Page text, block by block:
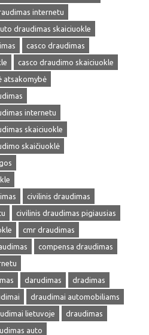
internetu
draudimas skaiciuokle
casco draudimas
casco draudimo skaiciuokle
atsakomybė
internetu
skaiciuokle
skaičiuoklė
civilinis draudimas
civilinis draudimas pigiausias
cmr draudimas
compensa draudimas
darudimas
dradimas
draudimai automobiliams
lietuvoje
draudimas
auto